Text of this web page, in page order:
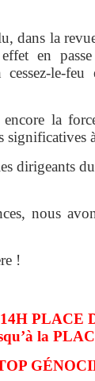
dans la
en
le-feu
la
dirigeants
nous
!
PLACE
la